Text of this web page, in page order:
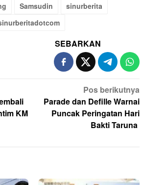
Samsudin
sinurberita
SEBARKAN
KM
Pos berikutnya
Parade dan Defille Warnai
Puncak Peringatan Hari
Bakti Taruna